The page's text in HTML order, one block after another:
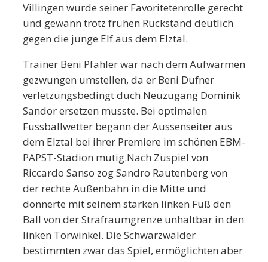
Villingen wurde seiner Favoritetenrolle gerecht
und gewann trotz frühen Rückstand deutlich
gegen die junge Elf aus dem Elztal.
Trainer Beni Pfahler war nach dem Aufwärmen
gezwungen umstellen, da er Beni Dufner
verletzungsbedingt duch Neuzugang Dominik
Sandor ersetzen musste. Bei optimalen
Fussballwetter begann der Aussenseiter aus
dem Elztal bei ihrer Premiere im schönen EBM-
PAPST-Stadion mutig.Nach Zuspiel von
Riccardo Sanso zog Sandro Rautenberg von
der rechte Außenbahn in die Mitte und
donnerte mit seinem starken linken Fuß den
Ball von der Strafraumgrenze unhaltbar in den
linken Torwinkel. Die Schwarzwälder
bestimmten zwar das Spiel, ermöglichten aber